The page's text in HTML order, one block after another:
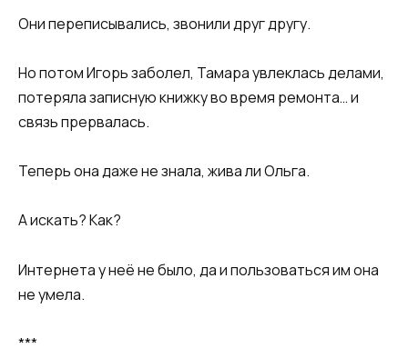
Они переписывались, звонили друг другу.
Но потом Игорь заболел, Тамара увлеклась делами,
потеряла записную книжку во время ремонта… и
связь прервалась.
Теперь она даже не знала, жива ли Ольга.
А искать? Как?
Интернета у неё не было, да и пользоваться им она
не умела.
***